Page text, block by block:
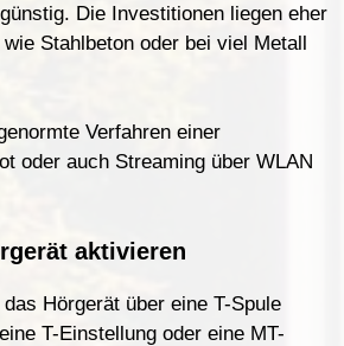
Die Investitionen liegen eher
Stahlbeton oder bei viel Metall
Verfahren einer
oder auch Streaming über WLAN
aktivieren
Hörgerät über eine T-Spule
T-Einstellung oder eine MT-